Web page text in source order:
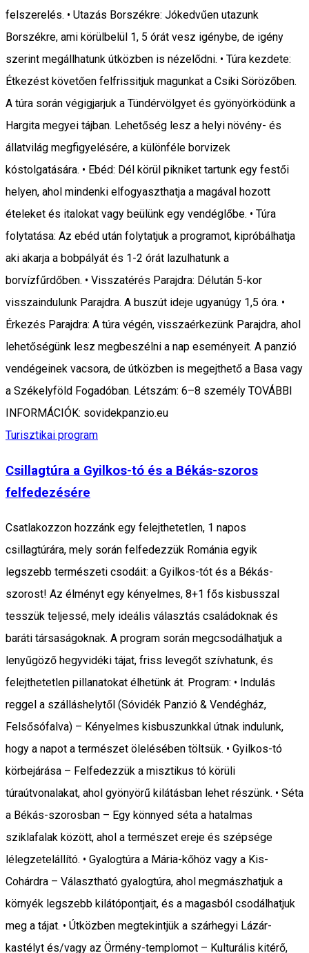
felszerelés. • Utazás Borszékre: Jókedvűen utazunk
Borszékre, ami körülbelül 1, 5 órát vesz igénybe, de igény
szerint megállhatunk útközben is nézelődni. • Túra kezdete:
Étkezést követően felfrissitjuk magunkat a Csiki Sörözőben.
A túra során végigjarjuk a Tündérvölgyet és gyönyörködünk a
Hargita megyei tájban. Lehetőség lesz a helyi növény- és
állatvilág megfigyelésére, a különféle borvizek
kóstolgatására. • Ebéd: Dél körül pikniket tartunk egy festői
helyen, ahol mindenki elfogyaszthatja a magával hozott
ételeket és italokat vagy beülünk egy vendéglőbe. • Túra
folytatása: Az ebéd után folytatjuk a programot, kipróbálhatja
aki akarja a bobpályát és 1-2 órát lazulhatunk a
borvízfűrdőben. • Visszatérés Parajdra: Délután 5-kor
visszaindulunk Parajdra. A buszút ideje ugyanúgy 1,5 óra. •
Érkezés Parajdra: A túra végén, visszaérkezünk Parajdra, ahol
lehetőségünk lesz megbeszélni a nap eseményeit. A panzió
vendégeinek vacsora, de útközben is megejthető a Basa vagy
a Székelyföld Fogadóban. Létszám: 6–8 személy TOVÁBBI
INFORMÁCIÓK: sovidekpanzio.eu
Turisztikai program
Csillagtúra a Gyilkos-tó és a Békás-szoros
felfedezésére
Csatlakozzon hozzánk egy felejthetetlen, 1 napos
csillagtúrára, mely során felfedezzük Románia egyik
legszebb természeti csodáit: a Gyilkos-tót és a Békás-
szorost! Az élményt egy kényelmes, 8+1 fős kisbusszal
tesszük teljessé, mely ideális választás családoknak és
baráti társaságoknak. A program során megcsodálhatjuk a
lenyűgöző hegyvidéki tájat, friss levegőt szívhatunk, és
felejthetetlen pillanatokat élhetünk át. Program: • Indulás
reggel a szálláshelytől (Sóvidék Panzió & Vendégház,
Felsősófalva) – Kényelmes kisbuszunkkal útnak indulunk,
hogy a napot a természet ölelésében töltsük. • Gyilkos-tó
körbejárása – Felfedezzük a misztikus tó körüli
túraútvonalakat, ahol gyönyörű kilátásban lehet részünk. • Séta
a Békás-szorosban – Egy könnyed séta a hatalmas
sziklafalak között, ahol a természet ereje és szépsége
lélegzetelállító. • Gyalogtúra a Mária-kőhöz vagy a Kis-
Cohárdra – Választható gyalogtúra, ahol megmászhatjuk a
környék legszebb kilátópontjait, és a magasból csodálhatjuk
meg a tájat. • Útközben megtekintjük a szárhegyi Lázár-
kastélyt és/vagy az Örmény-templomot – Kulturális kitérő,